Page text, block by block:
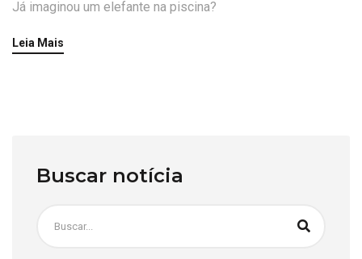
Já imaginou um elefante na piscina?
Leia Mais
Buscar notícia